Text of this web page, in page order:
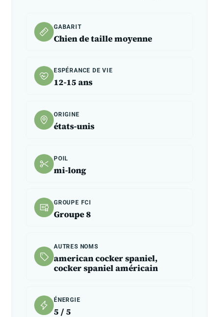
GABARIT
Chien de taille moyenne
ESPÉRANCE DE VIE
12-15 ans
ORIGINE
états-unis
POIL
mi-long
GROUPE FCI
Groupe 8
AUTRES NOMS
american cocker spaniel,
cocker spaniel américain
ÉNERGIE
5 / 5